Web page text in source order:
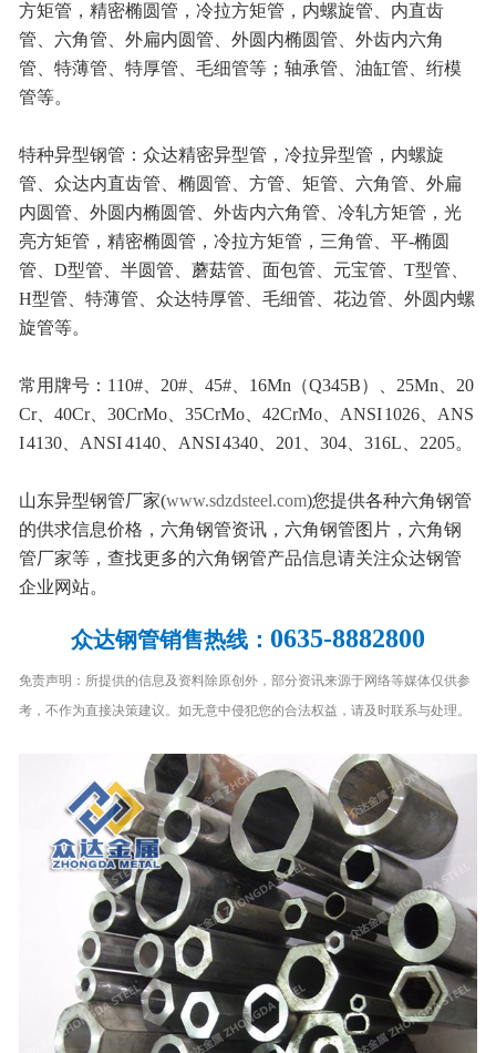
方矩管，精密椭圆管，冷拉方矩管，内螺旋管、内直齿
管、六角管、外扁内圆管、外圆内椭圆管、外齿内六角
管、特薄管、特厚管、毛细管等；轴承管、油缸管、绗模
管等。
特种异型钢管：众达精密异型管，冷拉异型管，内螺旋
管、众达内直齿管、椭圆管、方管、矩管、六角管、外扁
内圆管、外圆内椭圆管、外齿内六角管、冷轧方矩管，光
亮方矩管，精密椭圆管，冷拉方矩管，三角管、平-椭圆
管、D型管、半圆管、蘑菇管、面包管、元宝管、T型管、
H型管、特薄管、众达特厚管、毛细管、花边管、外圆内螺
旋管等。
常用牌号：110#、20#、45#、16Mn（Q345B）、25Mn、20
Cr、40Cr、30CrMo、35CrMo、42CrMo、ANSI 1026、ANS
I 4130、ANSI 4140、ANSI 4340、201、304、316L、2205。
山东异型钢管厂家(www.sdzdsteel.com)您提供各种六角钢管
的供求信息价格，六角钢管资讯，六角钢管图片，六角钢
管厂家等，查找更多的六角钢管产品信息请关注众达钢管
企业网站。
众达钢管销售热线： 0635-8882800
免责声明：所提供的信息及资料除原创外，部分资讯来源于网络等媒体仅供参
考，不作为直接决策建议。如无意中侵犯您的合法权益，请及时联系与处理。